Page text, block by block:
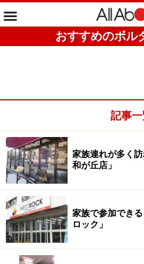
おすすめのボル
記事
家族連れが多く
和が丘店」
家族で参加でき
ロック」